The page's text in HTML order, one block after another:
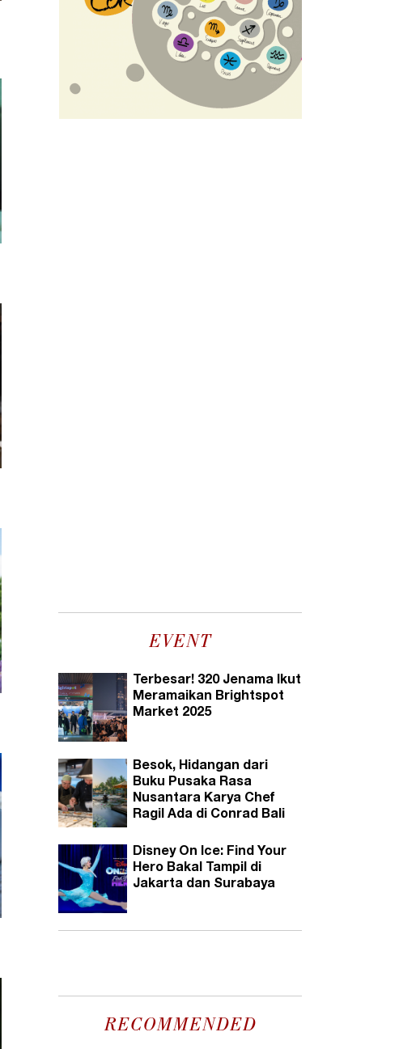
EVENT
Terbesar! 320 Jenama Ikut
Meramaikan Brightspot
Market 2025
Besok, Hidangan dari
Buku Pusaka Rasa
Nusantara Karya Chef
Ragil Ada di Conrad Bali
Disney On Ice: Find Your
Hero Bakal Tampil di
Jakarta dan Surabaya
RECOMMENDED